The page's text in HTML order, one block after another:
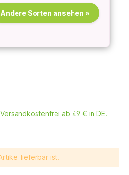
Andere Sorten ansehen »
ab 49 € in DE.
lieferbar ist.